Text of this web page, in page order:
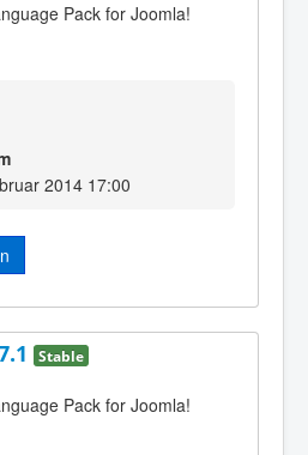
Pack for Joomla!
2014 17:00
Stable
Pack for Joomla!